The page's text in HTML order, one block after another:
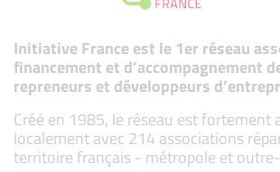
Initiative France est le 1er réseau
financement et d’accompagnement
repreneurs et développeurs
Créé en 1985, le réseau est fortement
localement avec 214 associations
territoire français - métropole et